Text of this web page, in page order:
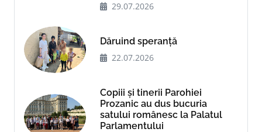
29.07.2026
Dăruind speranță
22.07.2026
Copiii și tinerii Parohiei
Prozanic au dus bucuria
satului românesc la Palatul
Parlamentului